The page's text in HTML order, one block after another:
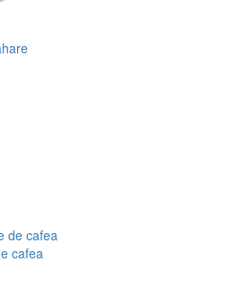
cafea